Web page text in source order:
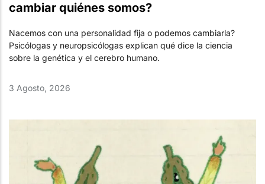
cambiar quiénes somos?
Nacemos con una personalidad fija o podemos cambiarla?
Psicólogas y neuropsicólogas explican qué dice la ciencia
sobre la genética y el cerebro humano.
3 Agosto, 2026